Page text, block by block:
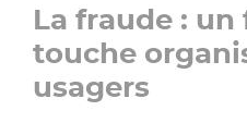
La fraude :
touche
usagers